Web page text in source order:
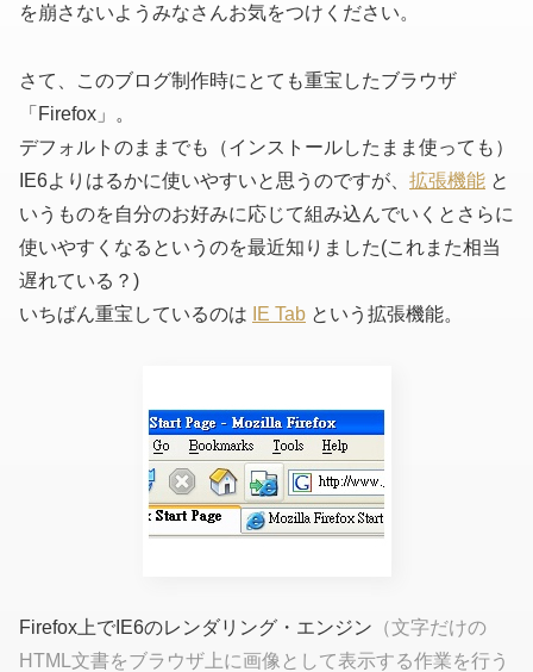
を崩さないようみなさんお気をつけください。
さて、このブログ制作時にとても重宝したブラウザ
「Firefox」。
デフォルトのままでも（インストールしたまま使っても）
IE6よりはるかに使いやすいと思うのですが、 拡張機能 と
いうものを自分のお好みに応じて組み込んでいくとさらに
使いやすくなるというのを最近知りました(これまた相当
遅れている？)
いちばん重宝しているのは
IE Tab という拡張機能。
Firefox上でIE6のレンダリング・エンジン （文字だけの
HTML文書をブラウザ上に画像として表示する作業を行う